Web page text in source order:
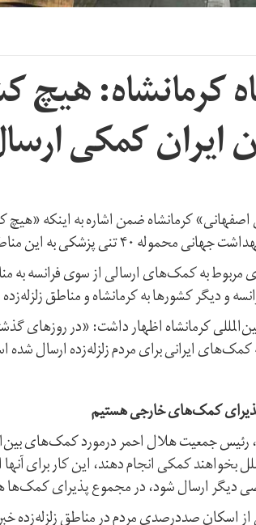
‌کرمانشاه:
ایران کمکی
اصفهانی» کرمانشاه ضمن اشاره به اینکه
‌پزشکی به این مناطق فرستاده است.»
به کمک‌های ارسالی از سوی فرانسه به
و دیگر کشورها به کرمانشاه و مناطق
کمک‌های خارجی هستیم
جمعیت هلال احمر درمورد کمک‌های
بخواهند کمکی انجام دهند، این کار برای
دیگر ارسال شود، در مجموع پذیرای